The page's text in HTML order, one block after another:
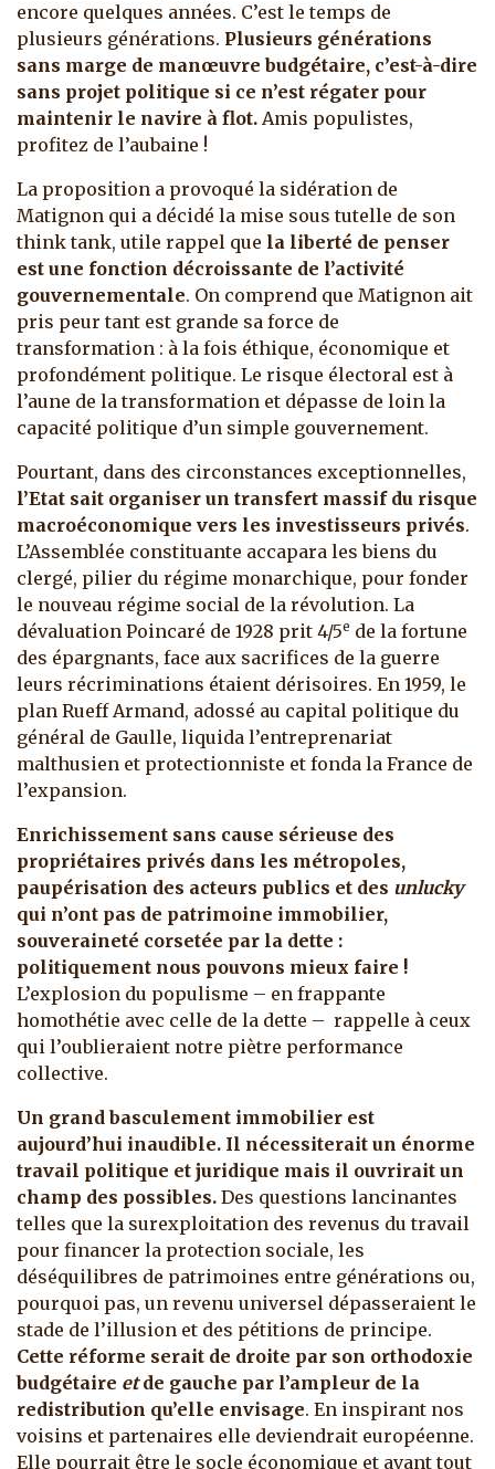
encore quelques années. C’est le temps de
plusieurs générations. Plusieurs générations
sans marge de manœuvre budgétaire, c’est-à-dire
sans projet politique si ce n’est régater pour
maintenir le navire à flot. Amis populistes,
profitez de l’aubaine !
La proposition a provoqué la sidération de
Matignon qui a décidé la mise sous tutelle de son
think tank, utile rappel que la liberté de penser
est une fonction décroissante de l’activité
gouvernementale. On comprend que Matignon ait
pris peur tant est grande sa force de
transformation : à la fois éthique, économique et
profondément politique. Le risque électoral est à
l’aune de la transformation et dépasse de loin la
capacité politique d’un simple gouvernement.
Pourtant, dans des circonstances exceptionnelles,
l’Etat sait organiser un transfert massif du risque
macroéconomique vers les investisseurs privés.
L’Assemblée constituante accapara les biens du
clergé, pilier du régime monarchique, pour fonder
le nouveau régime social de la révolution. La
dévaluation Poincaré de 1928 prit 4/5e de la fortune
des épargnants, face aux sacrifices de la guerre
leurs récriminations étaient dérisoires. En 1959, le
plan Rueff Armand, adossé au capital politique du
général de Gaulle, liquida l’entreprenariat
malthusien et protectionniste et fonda la France de
l’expansion.
Enrichissement sans cause sérieuse des
propriétaires privés dans les métropoles,
paupérisation des acteurs publics et des unlucky
qui n’ont pas de patrimoine immobilier,
souveraineté corsetée par la dette :
politiquement nous pouvons mieux faire !
L’explosion du populisme – en frappante
homothétie avec celle de la dette – rappelle à ceux
qui l’oublieraient notre piètre performance
collective.
Un grand basculement immobilier est
aujourd’hui inaudible. Il nécessiterait un énorme
travail politique et juridique mais il ouvrirait un
champ des possibles. Des questions lancinantes
telles que la surexploitation des revenus du travail
pour financer la protection sociale, les
déséquilibres de patrimoines entre générations ou,
pourquoi pas, un revenu universel dépasseraient le
stade de l’illusion et des pétitions de principe.
Cette réforme serait de droite par son orthodoxie
budgétaire etde gauche par l’ampleur de la
redistribution qu’elle envisage. En inspirant nos
voisins et partenaires elle deviendrait européenne.
Elle pourrait être le socle économique et avant tout